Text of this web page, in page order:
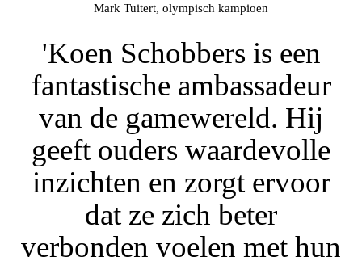
Mark Tuitert, olympisch kampioen
'Koen Schobbers is een
fantastische ambassadeur
van de gamewereld. Hij
geeft ouders waardevolle
inzichten en zorgt ervoor
dat ze zich beter
verbonden voelen met hun